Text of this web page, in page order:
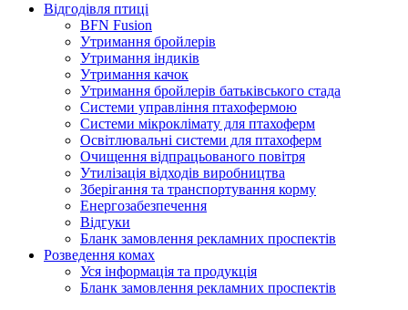
Відгодівля птиці
BFN Fusion
Утримання бройлерів
Утримання індиків
Утримання качок
Утримання бройлерів батьківського стада
Системи управління птахофермою
Системи мікроклімату для птахоферм
Освітлювальні системи для птахоферм
Очищення відпрацьованого повітря
Утилізація відходів виробництва
Зберігання та транспортування корму
Енергозабезпечення
Відгуки
Бланк замовлення рекламних проспектів
Розведення комах
Уся інформація та продукція
Бланк замовлення рекламних проспектів